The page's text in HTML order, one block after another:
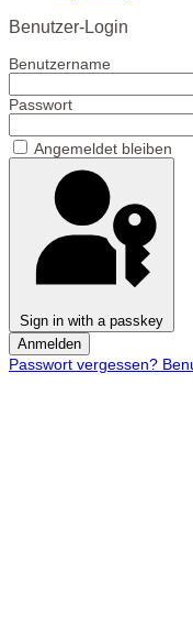
Benutzer-Login
Benutzername
Passwort
Angemeldet bleiben
Sign in with a passkey
Anmelden
Passwort vergessen?